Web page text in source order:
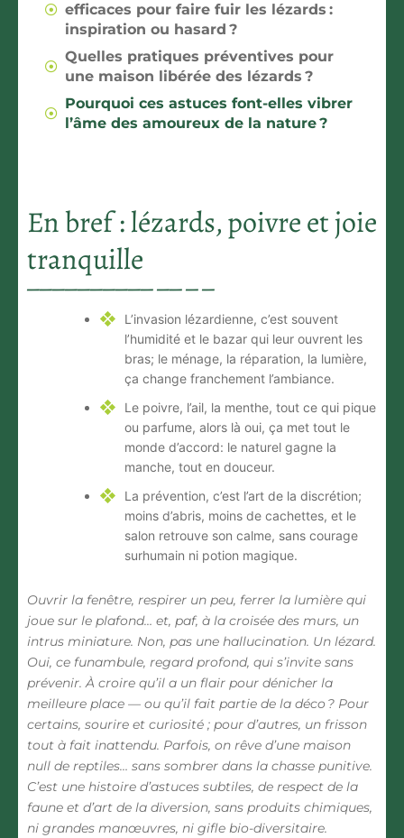
efficaces pour faire fuir les lézards :
inspiration ou hasard ?
Quelles pratiques préventives pour
une maison libérée des lézards ?
Pourquoi ces astuces font-elles vibrer
l’âme des amoureux de la nature ?
En bref : lézards, poivre et joie
tranquille
L’invasion lézardienne, c’est souvent
l’humidité et le bazar qui leur ouvrent les
bras; le ménage, la réparation, la lumière,
ça change franchement l’ambiance.
Le poivre, l’ail, la menthe, tout ce qui pique
ou parfume, alors là oui, ça met tout le
monde d’accord: le naturel gagne la
manche, tout en douceur.
La prévention, c’est l’art de la discrétion;
moins d’abris, moins de cachettes, et le
salon retrouve son calme, sans courage
surhumain ni potion magique.
Ouvrir la fenêtre, respirer un peu, ferrer la lumière qui
joue sur le plafond… et, paf, à la croisée des murs, un
intrus miniature. Non, pas une hallucination. Un lézard.
Oui, ce funambule, regard profond, qui s’invite sans
prévenir. À croire qu’il a un flair pour dénicher la
meilleure place — ou qu’il fait partie de la déco ? Pour
certains, sourire et curiosité ; pour d’autres, un frisson
tout à fait inattendu. Parfois, on rêve d’une maison
null de reptiles… sans sombrer dans la chasse punitive.
C’est une histoire d’astuces subtiles, de respect de la
faune et d’art de la diversion, sans produits chimiques,
ni grandes manœuvres, ni gifle bio-diversitaire.